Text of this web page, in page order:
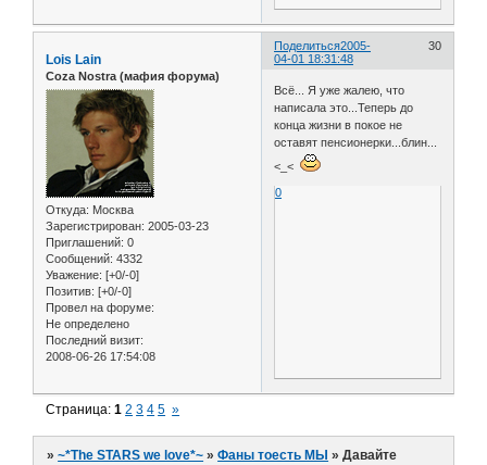
Поделиться 30
2005-
04-01 18:31:48
Lois Lain
Coza Nostra (мафия форума)
Откуда: Москва
Зарегистрирован: 2005-03-23
Приглашений: 0
Сообщений: 4332
Уважение: [+0/-0]
Позитив: [+0/-0]
Провел на форуме:
Не определено
Последний визит:
2008-06-26 17:54:08
Всё... Я уже жалею, что
написала это...Теперь до
конца жизни в покое не
оставят пенсионерки...блин...
<_<
0
Страница:1 2 3 4 5 »
»~*The STARS we love*~ »Фаны тоесть МЫ »Давайте